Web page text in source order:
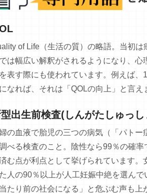
of Life（生活の質）の略語。当初
は幅広い解釈がされるようになり、
表す際にも使われています。例えば
なれば、それは「QOLの向上」と言え
出生前検査(しんがたしゅっ
の血液で胎児の三つの病気（「パト
べる検査のこと。陰性なら99％の確
む点が利点として挙げられています
人の90％以上が人工妊娠中絶を選ん
たり前の社会になる」と危ぶむ声も上